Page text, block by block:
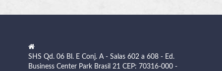
SHS Qd. 06 Bl. E Conj. A - Salas 602 a 608 - Ed.
Business Center Park Brasil 21 CEP: 70316-000 -